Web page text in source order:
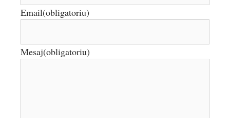
Email(obligatoriu)
Mesaj(obligatoriu)